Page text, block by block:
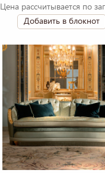
Цена рассчитывается по
Добавить в блокнот